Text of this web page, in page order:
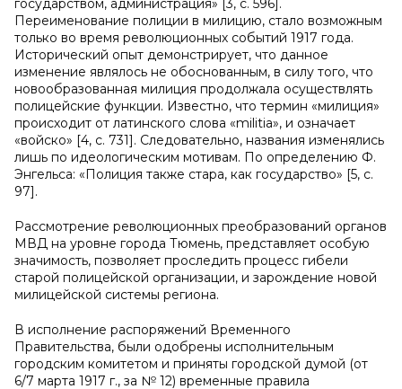
государством, администрация» [3, с. 596].
Переименование полиции в милицию, стало возможным
только во время революционных событий 1917 года.
Исторический опыт демонстрирует, что данное
изменение являлось не обоснованным, в силу того, что
новообразованная милиция продолжала осуществлять
полицейские функции. Известно, что термин «милиция»
происходит от латинского слова «militia», и означает
«войско» [4, с. 731]. Следовательно, названия изменялись
лишь по идеологическим мотивам. По определению Ф.
Энгельса: «Полиция также стара, как государство» [5, с.
97].
Рассмотрение революционных преобразований органов
МВД на уровне города Тюмень, представляет особую
значимость, позволяет проследить процесс гибели
старой полицейской организации, и зарождение новой
милицейской системы региона.
В исполнение распоряжений Временного
Правительства, были одобрены исполнительным
городским комитетом и приняты городской думой (от
6/7 марта 1917 г., за № 12) временные правила